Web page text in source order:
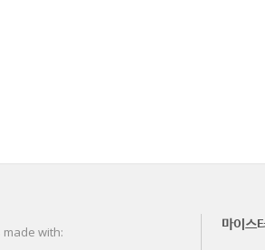
made with:
마이스